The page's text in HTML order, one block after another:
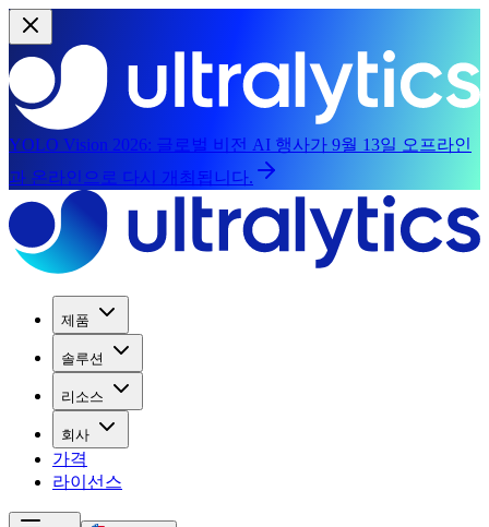
YOLO Vision 2026: 글로벌 비전 AI 행사가 9월 13일 오프라인
과 온라인으로 다시 개최됩니다.
제품
솔루션
리소스
회사
가격
라이선스